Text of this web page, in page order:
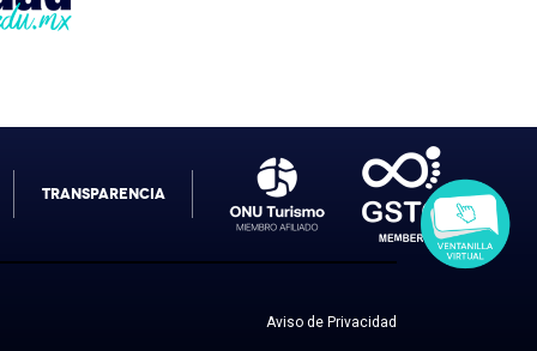
TRANSPARENCIA
Aviso de Privacidad